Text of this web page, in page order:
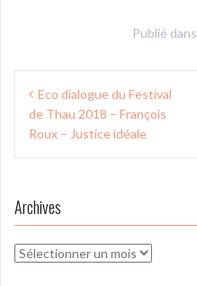
Publié dans
Navigation
de
l’article
Eco dialogue du Festival
de Thau 2018 – François
Roux – Justice idéale
Archives
Archives